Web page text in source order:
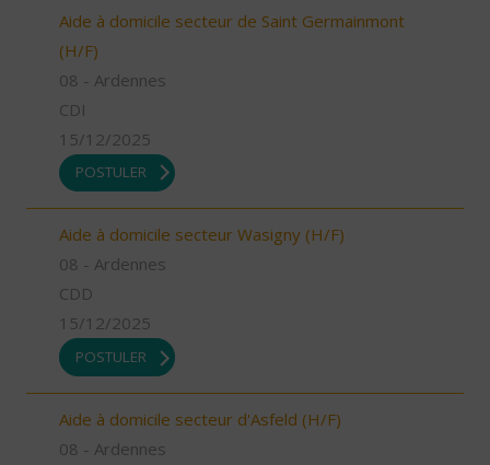
Aide à domicile secteur de Saint Germainmont
(H/F)
08 - Ardennes
CDI
15/12/2025
POSTULER
Aide à domicile secteur Wasigny (H/F)
08 - Ardennes
CDD
15/12/2025
POSTULER
Aide à domicile secteur d'Asfeld (H/F)
08 - Ardennes